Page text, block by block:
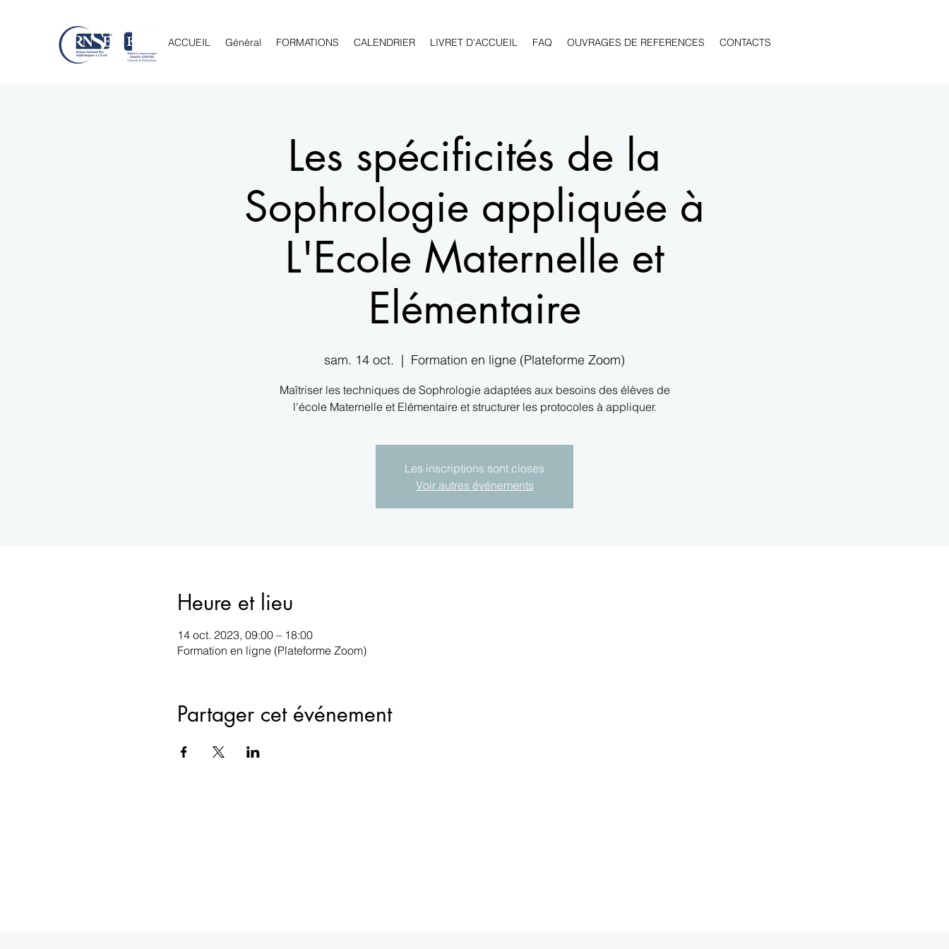
ACCUEIL Général FORMATIONS CALENDRIER LIVRET D'ACCUEIL FAQ OUVRAGES DE REFERENCES CONTACTS
Les spécificités de la
Sophrologie appliquée à
L'Ecole Maternelle et
Elémentaire
sam. 14 oct.
  |
Formation en ligne (Plateforme Zoom)
Maîtriser les techniques de Sophrologie adaptées aux besoins des élèves de
l'école Maternelle et Elémentaire et structurer les protocoles à appliquer.
Les inscriptions sont closes
Voir autres événements
Heure et lieu
14 oct. 2023, 09:00 – 18:00
Formation en ligne (Plateforme Zoom)
Partager cet événement